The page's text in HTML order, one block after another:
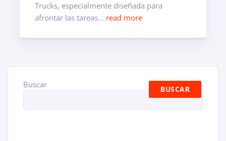
Trucks, especialmente diseñada para
afrontar las tareas... read more
Buscar BUSCAR